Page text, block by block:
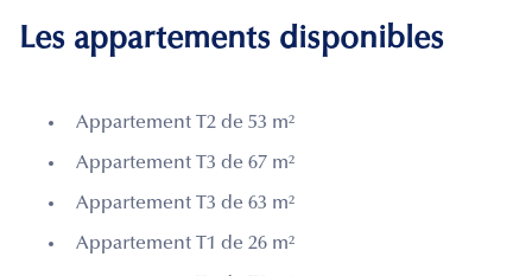
Les appartements disponibles
Appartement T2 de 53 m²
Appartement T3 de 67 m²
Appartement T3 de 63 m²
Appartement T1 de 26 m²